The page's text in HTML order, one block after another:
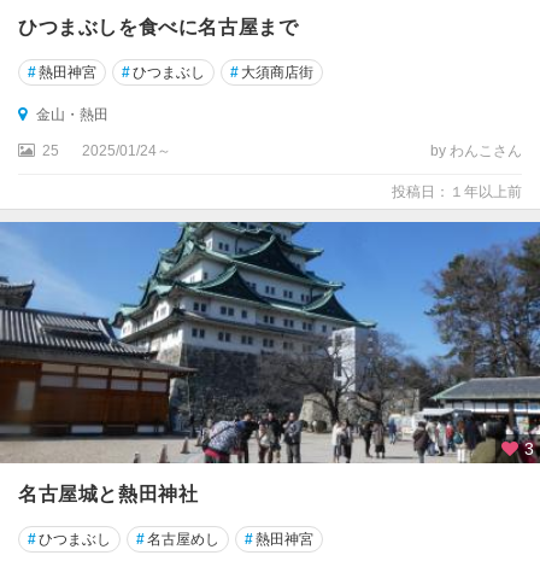
古
屋
一
宮
山
・
春
日
豊
・
戸
ひつまぶしを食べに名古屋まで
#熱田神宮 #ひつまぶし # 大須商店街
金山・熱田
25 2025/01/24～ by わんこさん
投稿日：１年以上前
3
名古屋城と熱田神社
#ひつまぶし #名古屋めし #熱田神宮